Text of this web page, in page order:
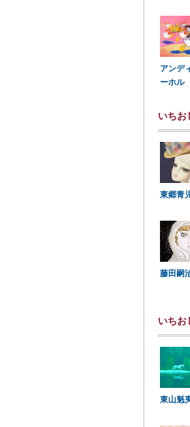
アンデ
ーホル
いちお
東郷青
藤田嗣
いちお
東山魁